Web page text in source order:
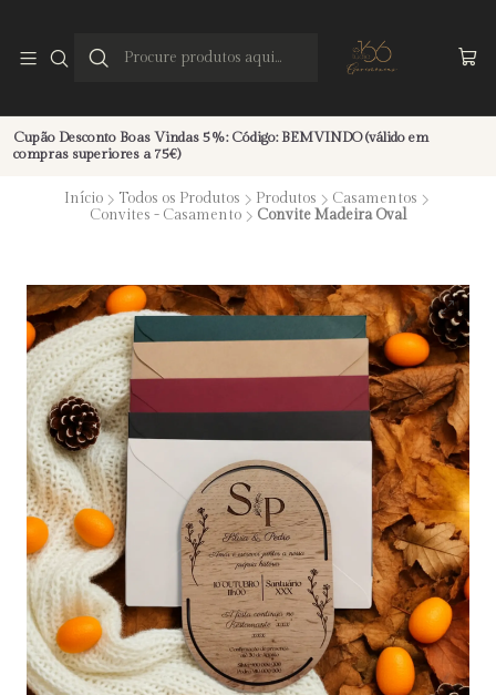
Cupão Desconto Boas Vindas 5%: Código: BEMVINDO (válido em
compras superiores a 75€)
Início Todos os Produtos Produtos
Casamentos
Convites - Casamento
Convite Madeira Oval